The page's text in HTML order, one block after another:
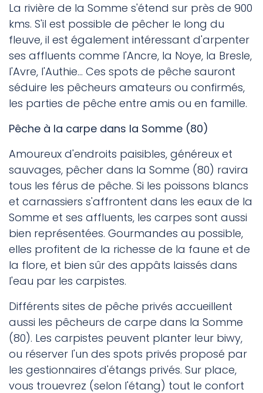
La rivière de la Somme s'étend sur près de 900
kms. S'il est possible de pêcher le long du
fleuve, il est également intéressant d'arpenter
ses affluents comme l'Ancre, la Noye, la Bresle,
l'Avre, l'Authie... Ces spots de pêche sauront
séduire les pêcheurs amateurs ou confirmés,
les parties de pêche entre amis ou en famille.
Pêche à la carpe dans la Somme (80)
Amoureux d'endroits paisibles, généreux et
sauvages, pêcher dans la Somme (80) ravira
tous les férus de pêche. Si les poissons blancs
et carnassiers s'affrontent dans les eaux de la
Somme et ses affluents, les carpes sont aussi
bien représentées. Gourmandes au possible,
elles profitent de la richesse de la faune et de
la flore, et bien sûr des appâts laissés dans
l'eau par les carpistes.
Différents sites de pêche privés accueillent
aussi les pêcheurs de carpe dans la Somme
(80). Les carpistes peuvent planter leur biwy,
ou réserver l'un des spots privés proposé par
les gestionnaires d'étangs privés. Sur place,
vous trouevrez (selon l'étang) tout le confort